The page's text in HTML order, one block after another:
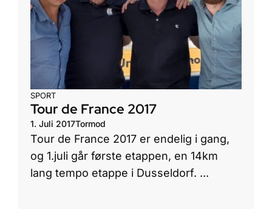
SPORT
Tour de France 2017
1. Juli 2017Tormod
Tour de France 2017 er endelig i gang,
og 1.juli går første etappen, en 14km
lang tempo etappe i Dusseldorf. ...